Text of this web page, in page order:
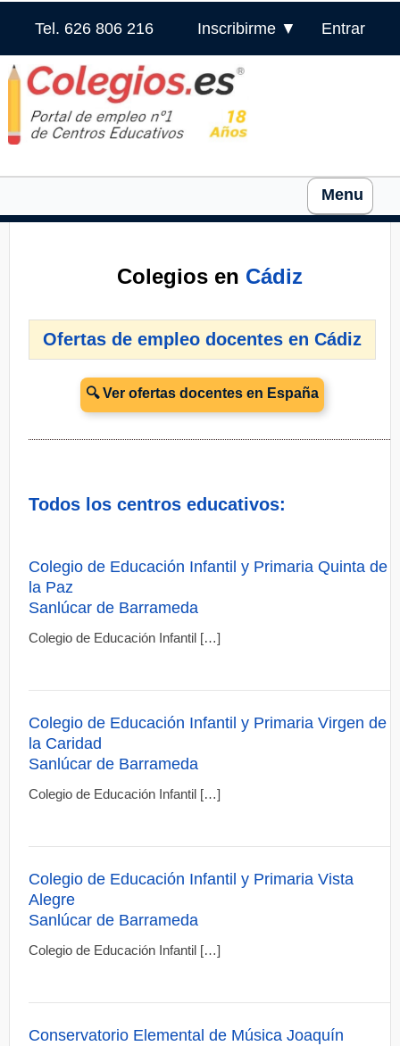
Tel. 626 806 216 Inscribirme ▼ Entrar
Menu
Colegios en Cádiz
Ofertas de empleo docentes en Cádiz
🔍 Ver ofertas docentes en España
Todos los centros educativos:
Colegio de Educación Infantil y Primaria Quinta de
la Paz
Sanlúcar de Barrameda
Colegio de Educación Infantil […]
Colegio de Educación Infantil y Primaria Virgen de
la Caridad
Sanlúcar de Barrameda
Colegio de Educación Infantil […]
Colegio de Educación Infantil y Primaria Vista
Alegre
Sanlúcar de Barrameda
Colegio de Educación Infantil […]
Conservatorio Elemental de Música Joaquín